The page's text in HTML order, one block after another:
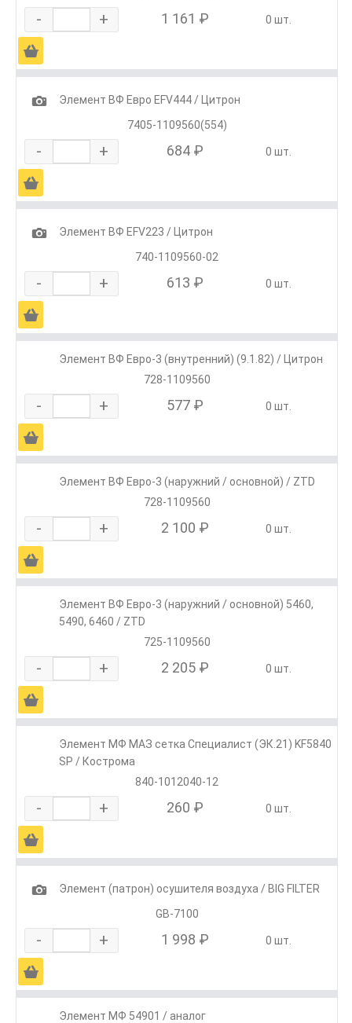
- + 1 161 ₽ 0 шт.
Ä
1
Элемент ВФ Евро EFV444 / Цитрон
7405-1109560(554)
- + 684 ₽ 0 шт.
Ä
1
Элемент ВФ EFV223 / Цитрон
740-1109560-02
- + 613 ₽ 0 шт.
Ä
Элемент ВФ Евро-3 (внутренний) (9.1.82) / Цитрон
728-1109560
- + 577 ₽ 0 шт.
Ä
Элемент ВФ Евро-3 (наружний / основной) / ZTD
728-1109560
- + 2 100 ₽ 0 шт.
Ä
Элемент ВФ Евро-3 (наружний / основной) 5460,
5490, 6460 / ZTD
725-1109560
- + 2 205 ₽ 0 шт.
Ä
Элемент МФ МАЗ сетка Специалист (ЭК.21) KF5840
SP / Кострома
840-1012040-12
- + 260 ₽ 0 шт.
Ä
1
Элемент (патрон) осушителя воздуха / BIG FILTER
GB-7100
- + 1 998 ₽ 0 шт.
Ä
Элемент МФ 54901 / аналог